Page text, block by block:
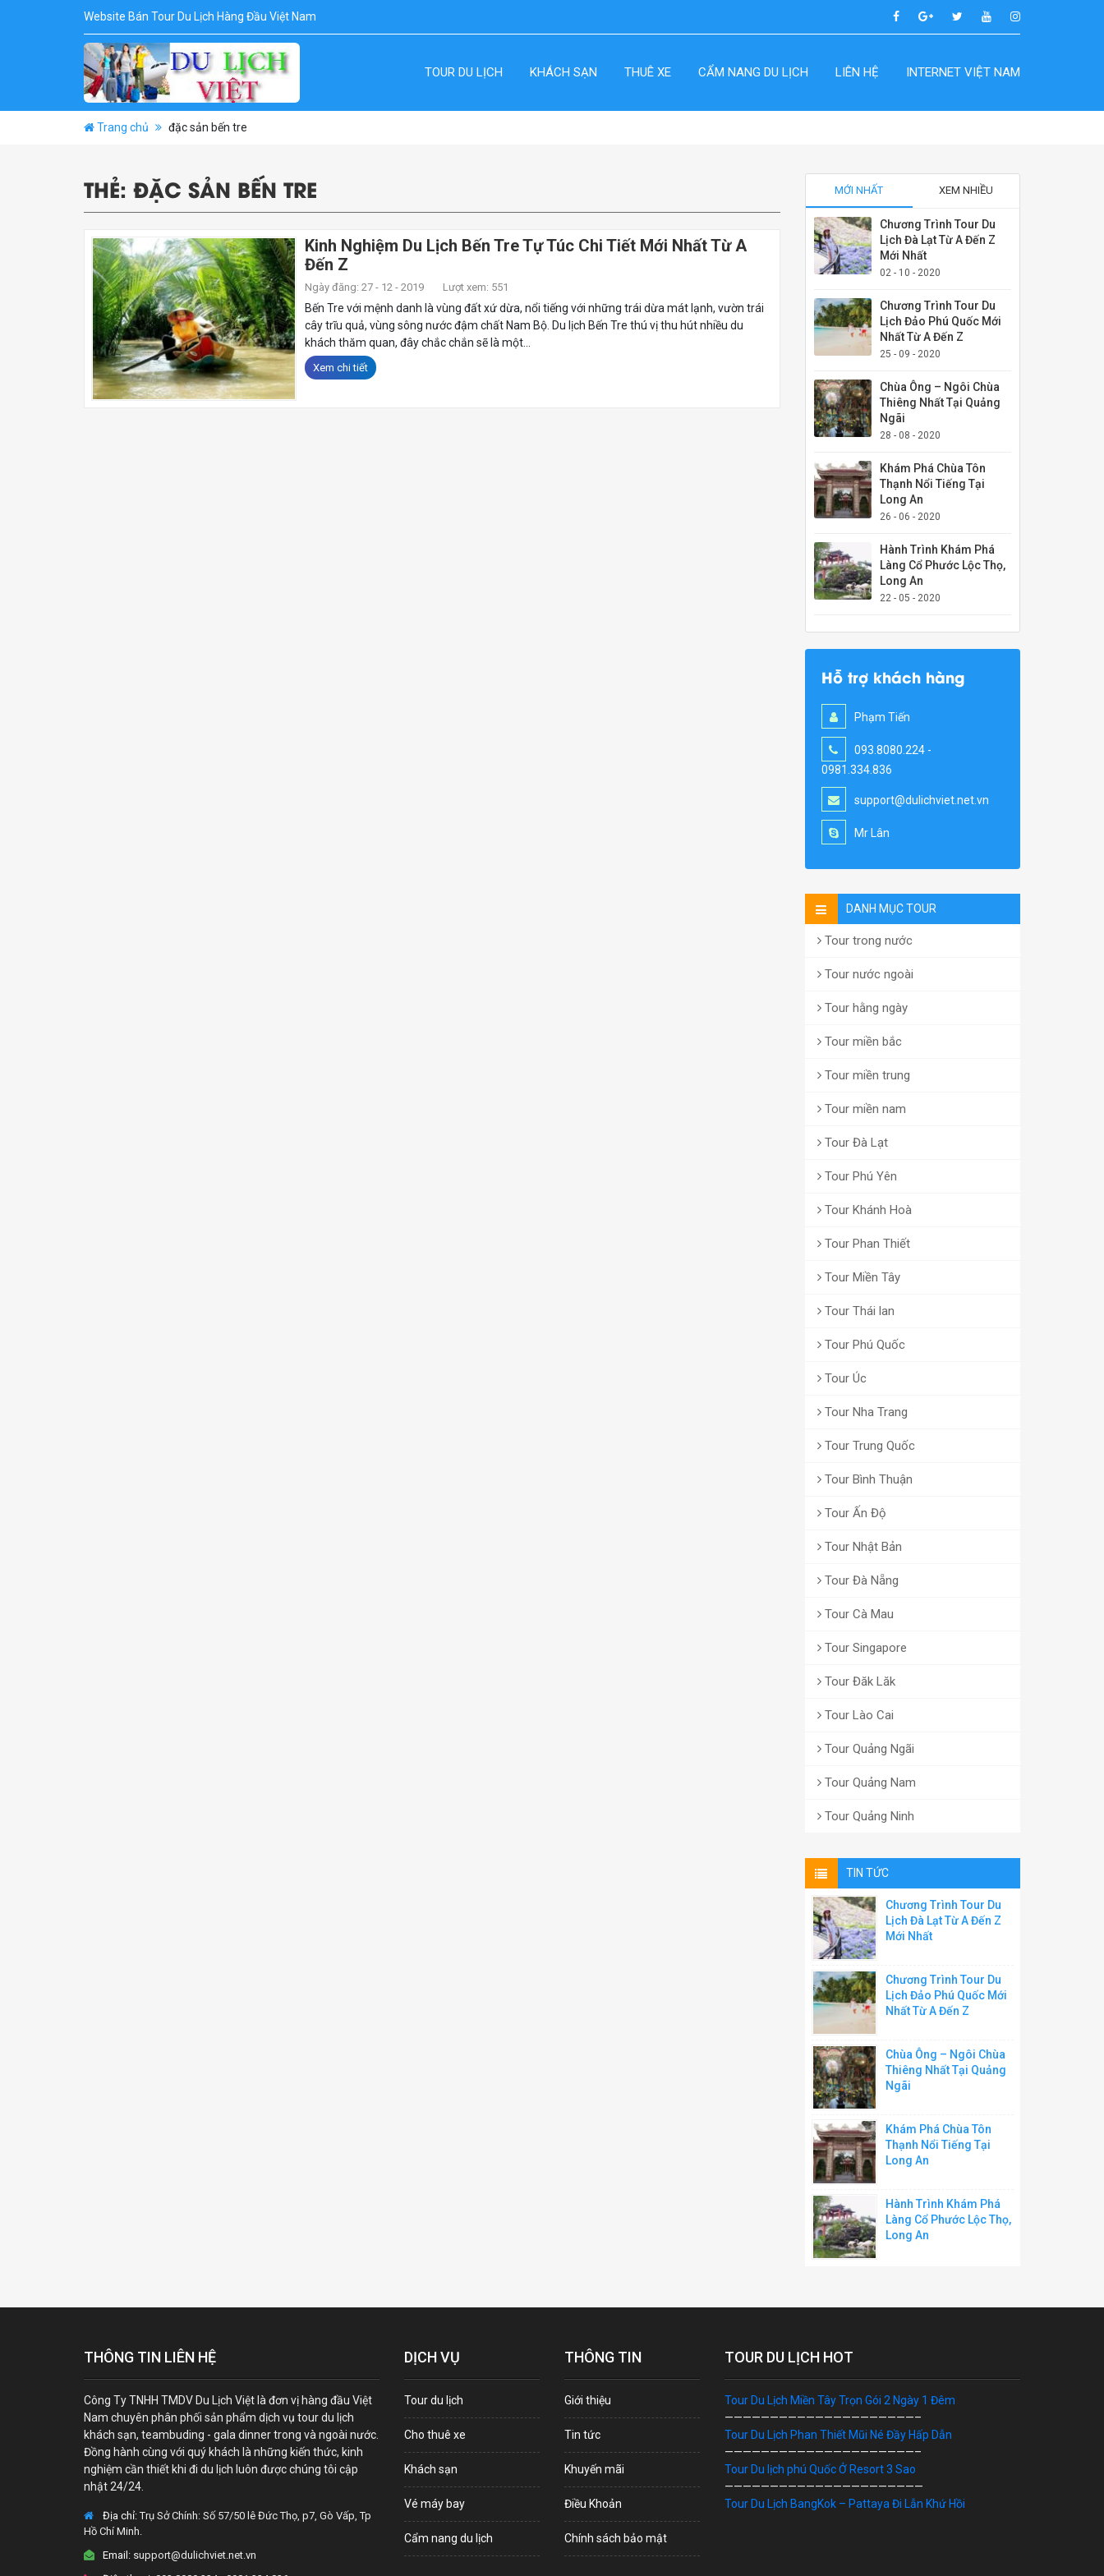
Website Bán Tour Du Lịch Hàng Đầu Việt Nam
TOUR DU LỊCH KHÁCH SẠN THUÊ XE CẨM NANG DU LỊCH LIÊN HỆ INTERNET VIỆT NAM
Trang chủ đặc sản bến tre
THẺ: ĐẶC SẢN BẾN TRE
Kinh Nghiệm Du Lịch Bến Tre Tự Túc Chi Tiết Mới Nhất Từ A
Đến Z
Ngày đăng: 27 - 12 - 2019 Lượt xem: 551
Bến Tre với mệnh danh là vùng đất xứ dừa, nổi tiếng với những trái dừa mát lạnh, vườn trái
cây trĩu quả, vùng sông nước đậm chất Nam Bộ. Du lịch Bến Tre thú vị thu hút nhiều du
khách thăm quan, đây chắc chắn sẽ là một...
Xem chi tiết
MỚI NHẤT XEM NHIỀU
Chương Trình Tour Du
Lịch Đà Lạt Từ A Đến Z
Mới Nhất
02 - 10 - 2020
Chương Trình Tour Du
Lịch Đảo Phú Quốc Mới
Nhất Từ A Đến Z
25 - 09 - 2020
Chùa Ông – Ngôi Chùa
Thiêng Nhất Tại Quảng
Ngãi
28 - 08 - 2020
Khám Phá Chùa Tôn
Thạnh Nổi Tiếng Tại
Long An
26 - 06 - 2020
Hành Trình Khám Phá
Làng Cổ Phước Lộc Thọ,
Long An
22 - 05 - 2020
Hỗ trợ khách hàng
Phạm Tiến
093.8080.224 -
0981.334.836
support@dulichviet.net.vn
Mr Lân
DANH MỤC TOUR
Tour trong nước
Tour nước ngoài
Tour hằng ngày
Tour miền bắc
Tour miền trung
Tour miền nam
Tour Đà Lạt
Tour Phú Yên
Tour Khánh Hoà
Tour Phan Thiết
Tour Miền Tây
Tour Thái lan
Tour Phú Quốc
Tour Úc
Tour Nha Trang
Tour Trung Quốc
Tour Bình Thuận
Tour Ấn Độ
Tour Nhật Bản
Tour Đà Nẵng
Tour Cà Mau
Tour Singapore
Tour Đăk Lăk
Tour Lào Cai
Tour Quảng Ngãi
Tour Quảng Nam
Tour Quảng Ninh
TIN TỨC
Chương Trình Tour Du
Lịch Đà Lạt Từ A Đến Z
Mới Nhất
Chương Trình Tour Du
Lịch Đảo Phú Quốc Mới
Nhất Từ A Đến Z
Chùa Ông – Ngôi Chùa
Thiêng Nhất Tại Quảng
Ngãi
Khám Phá Chùa Tôn
Thạnh Nổi Tiếng Tại
Long An
Hành Trình Khám Phá
Làng Cổ Phước Lộc Thọ,
Long An
THÔNG TIN LIÊN HỆ
Công Ty TNHH TMDV Du Lịch Việt là đơn vị hàng đầu Việt
Nam chuyên phân phối sản phẩm dịch vụ tour du lịch
khách sạn, teambuding - gala dinner trong và ngoài nước.
Đồng hành cùng với quý khách là những kiến thức, kinh
nghiệm cần thiết khi đi du lịch luôn được chúng tôi cập
nhật 24/24.
Địa chỉ:Trụ Sở Chính: Số 57/50 lê Đức Thọ, p7, Gò Vấp, Tp
Hồ Chí Minh.
Email: support@dulichviet.net.vn
DỊCH VỤ
Tour du lịch
Cho thuê xe
Khách sạn
Vé máy bay
Cẩm nang du lịch
THÔNG TIN
Giới thiệu
Tin tức
Khuyến mãi
Điều Khoản
Chính sách bảo mật
TOUR DU LỊCH HOT
Tour Du Lịch Miền Tây Trọn Gói 2 Ngày 1 Đêm
—————————————————————–
Tour Du Lịch Phan Thiết Mũi Né Đầy Hấp Dẫn
—————————————————————–
Tour Du lịch phú Quốc Ở Resort 3 Sao
——————————————————————
Tour Du Lịch BangKok – Pattaya Đi Lẫn Khứ Hồi